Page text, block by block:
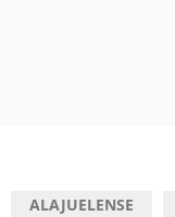
ALAJUELENSE